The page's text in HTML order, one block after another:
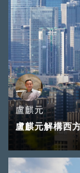
盧麒元
盧麒元解構西